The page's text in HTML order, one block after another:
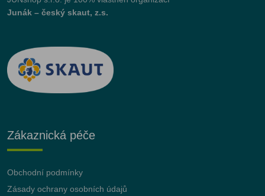
Junák – český skaut, z.s.
Zákaznická péče
Obchodní podmínky
Zásady ochrany osobních údajů